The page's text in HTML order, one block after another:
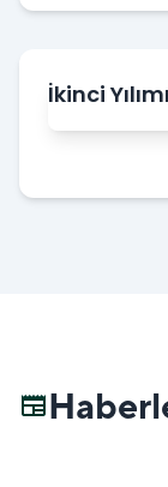
İkinci
newspaper